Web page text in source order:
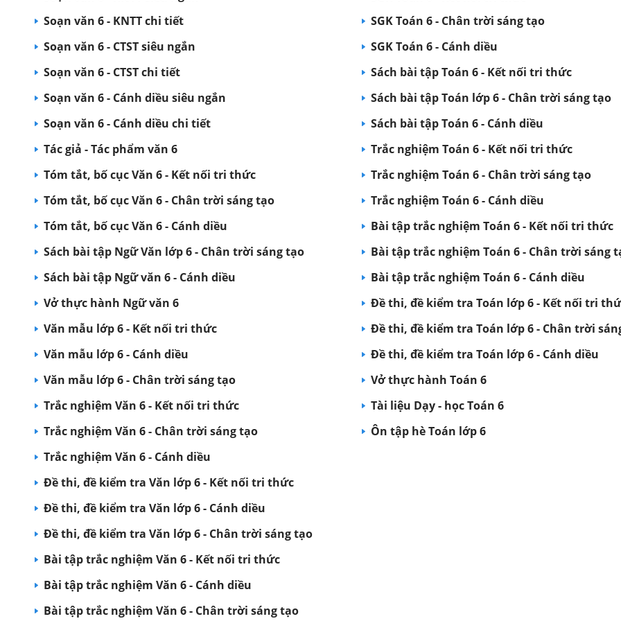
Soạn văn 6 - KNTT chi tiết
Soạn văn 6 - CTST siêu ngắn
Soạn văn 6 - CTST chi tiết
Soạn văn 6 - Cánh diều siêu ngắn
Soạn văn 6 - Cánh diều chi tiết
Tác giả - Tác phẩm văn 6
Tóm tắt, bố cục Văn 6 - Kết nối tri thức
Tóm tắt, bố cục Văn 6 - Chân trời sáng tạo
Tóm tắt, bố cục Văn 6 - Cánh diều
Sách bài tập Ngữ Văn lớp 6 - Chân trời sáng tạo
Sách bài tập Ngữ văn 6 - Cánh diều
Vở thực hành Ngữ văn 6
Văn mẫu lớp 6 - Kết nối tri thức
Văn mẫu lớp 6 - Cánh diều
Văn mẫu lớp 6 - Chân trời sáng tạo
Trắc nghiệm Văn 6 - Kết nối tri thức
Trắc nghiệm Văn 6 - Chân trời sáng tạo
Trắc nghiệm Văn 6 - Cánh diều
Đề thi, đề kiểm tra Văn lớp 6 - Kết nối tri thức
Đề thi, đề kiểm tra Văn lớp 6 - Cánh diều
Đề thi, đề kiểm tra Văn lớp 6 - Chân trời sáng tạo
Bài tập trắc nghiệm Văn 6 - Kết nối tri thức
Bài tập trắc nghiệm Văn 6 - Cánh diều
Bài tập trắc nghiệm Văn 6 - Chân trời sáng tạo
SGK Toán 6 - Chân trời sáng tạo
SGK Toán 6 - Cánh diều
Sách bài tập Toán 6 - Kết nối tri thức
Sách bài tập Toán lớp 6 - Chân trời sáng tạo
Sách bài tập Toán 6 - Cánh diều
Trắc nghiệm Toán 6 - Kết nối tri thức
Trắc nghiệm Toán 6 - Chân trời sáng tạo
Trắc nghiệm Toán 6 - Cánh diều
Bài tập trắc nghiệm Toán 6 - Kết nối tri thức
Bài tập trắc nghiệm Toán 6 - Chân trời sáng
Bài tập trắc nghiệm Toán 6 - Cánh diều
Đề thi, đề kiểm tra Toán lớp 6 - Kết nối tri
Đề thi, đề kiểm tra Toán lớp 6 - Chân trời
Đề thi, đề kiểm tra Toán lớp 6 - Cánh diều
Vở thực hành Toán 6
Tài liệu Dạy - học Toán 6
Ôn tập hè Toán lớp 6